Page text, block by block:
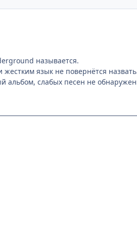
называется.
язык не повернётся
альбом, слабых песен не